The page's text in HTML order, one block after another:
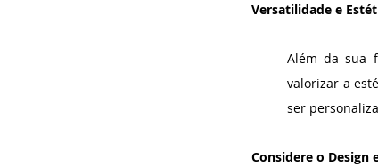
Versatilidade e
Além da sua
valorizar a
ser
Considere o Design